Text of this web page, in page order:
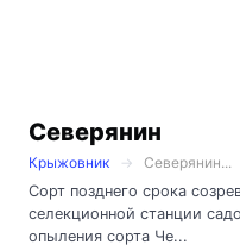
Северянин
Крыжовник
Северянин...
Сорт позднего срока
селекционной станции
опыления сорта Че...